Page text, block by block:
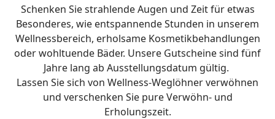
Schenken Sie strahlende Augen und Zeit für etwas
Besonderes, wie entspannende Stunden in unserem
Wellnessbereich, erholsame Kosmetikbehandlungen
oder wohltuende Bäder. Unsere Gutscheine sind fünf
Jahre lang ab Ausstellungsdatum gültig.
Lassen Sie sich von Wellness-Weglöhner verwöhnen
und verschenken Sie pure Verwöhn- und
Erholungszeit.